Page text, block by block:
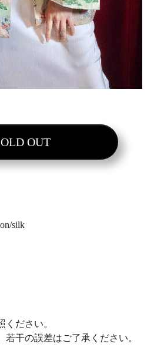
OUT
silk
ださい。
干の誤差はご了承ください。